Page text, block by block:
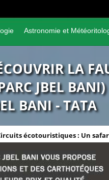
Astronomie et
LA
JBEL BANI)
BANI - TATA
écotouristiques : Un